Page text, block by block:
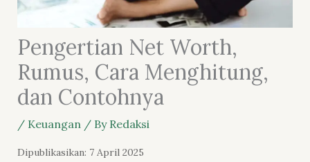
Pengertian Net Worth,
Rumus, Cara Menghitung,
dan Contohnya
/ Keuangan/ By Redaksi
Dipublikasikan: 7 April 2025